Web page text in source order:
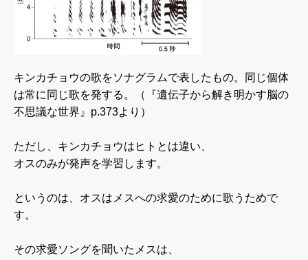
キンカチョウの歌をソナグラムで表したもの。同じ個体
は常に同じ歌を発する。（『遺伝子から解き明かす脳の
不思議な世界』p.373より）
ただし、キンカチョウはヒトとは違い、
オスのみが発声を学習します。
というのは、オスはメスへの求愛のために歌うためで
す。
その求愛ソングを聞いたメスは、